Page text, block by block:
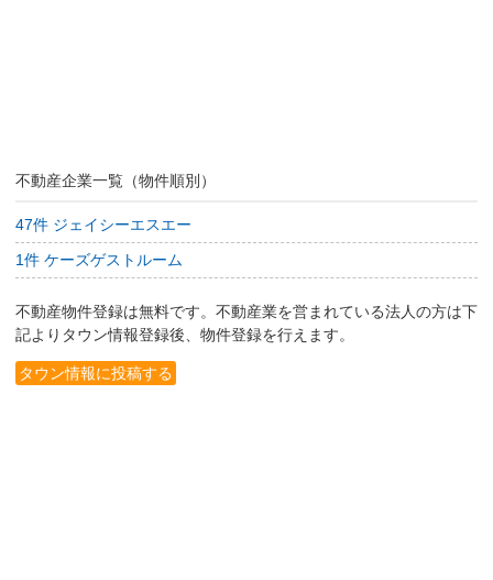
不動産企業一覧（物件順別）
47件 ジェイシーエスエー
1件 ケーズゲストルーム
不動産物件登録は無料です。不動産業を営まれている法人の方は下
記よりタウン情報登録後、物件登録を行えます。
タウン情報に投稿する